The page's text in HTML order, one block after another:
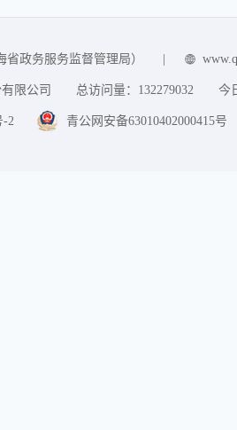
政务服务监督管理局）
限公司 总访问量： 132279032 今
-2 青公网安备63010402000415号